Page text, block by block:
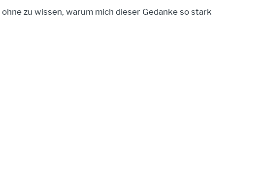
zu wissen, warum mich dieser Gedanke so stark